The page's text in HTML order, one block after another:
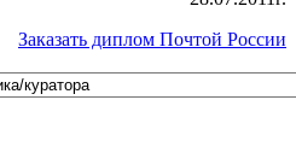
Заказать диплом Почтой России